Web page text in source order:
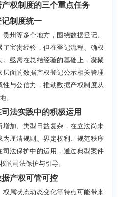
权制度的三个重点任务
记制度统一
等多个地方，围绕数据登记、
宝贵经验，但在登记流程、确权
亟需在总结经验的基础上，凝聚
面的数据产权登记公示相关管理
与公信力，推动数据产权制度从
。
司法实践中的积极运用
加、类型日益复杂，在立法尚未
厘清规则、界定权利、规范秩序
司法保护中的运用，通过典型案件
的司法保护与引导。
据产权可管可控
属状态动态变化等特点可能带来